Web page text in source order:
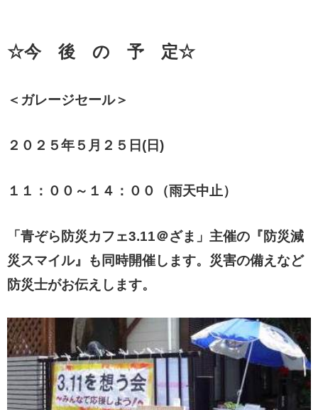
☆今 後 の 予 定☆
＜ガレージセール＞
２０２５年５ 月２５日(日)
１１：００～１４：００（雨天中止）
「青ぞら防災カフェ3.11＠ざま」主催の『防災減
災スマイル』も同時開催します。災害の備えなど
防災士がお伝えします。